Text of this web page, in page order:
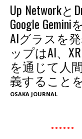
Up Networkと
Google
AIグラスを
ップはAI、
を通じて人
義すること
OSAKA JOURNAL